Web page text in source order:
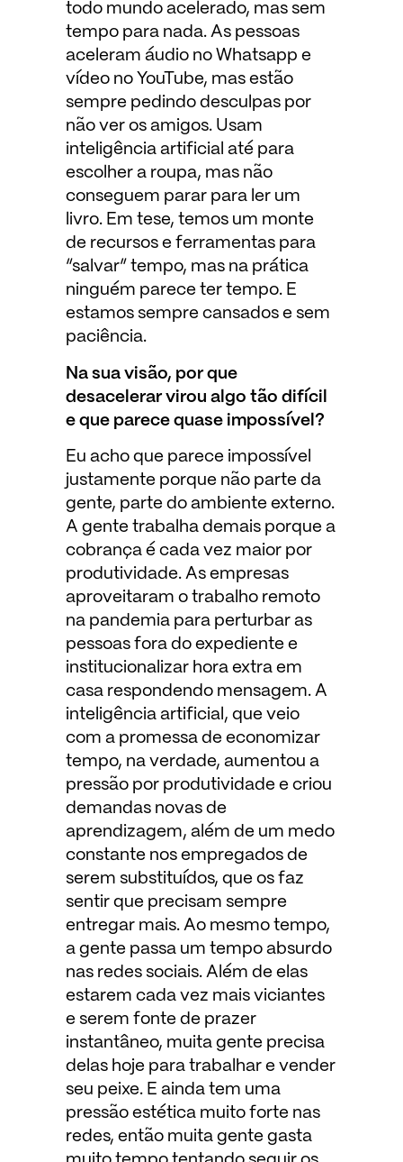
todo mundo acelerado, mas sem
tempo para nada. As pessoas
aceleram áudio no Whatsapp e
vídeo no YouTube, mas estão
sempre pedindo desculpas por
não ver os amigos. Usam
inteligência artificial até para
escolher a roupa, mas não
conseguem parar para ler um
livro. Em tese, temos um monte
de recursos e ferramentas para
“salvar” tempo, mas na prática
ninguém parece ter tempo. E
estamos sempre cansados e sem
paciência.
Na sua visão, por que
desacelerar virou algo tão difícil
e que parece quase impossível?
Eu acho que parece impossível
justamente porque não parte da
gente, parte do ambiente externo.
A gente trabalha demais porque a
cobrança é cada vez maior por
produtividade. As empresas
aproveitaram o trabalho remoto
na pandemia para perturbar as
pessoas fora do expediente e
institucionalizar hora extra em
casa respondendo mensagem. A
inteligência artificial, que veio
com a promessa de economizar
tempo, na verdade, aumentou a
pressão por produtividade e criou
demandas novas de
aprendizagem, além de um medo
constante nos empregados de
serem substituídos, que os faz
sentir que precisam sempre
entregar mais. Ao mesmo tempo,
a gente passa um tempo absurdo
nas redes sociais. Além de elas
estarem cada vez mais viciantes
e serem fonte de prazer
instantâneo, muita gente precisa
delas hoje para trabalhar e vender
seu peixe. E ainda tem uma
pressão estética muito forte nas
redes, então muita gente gasta